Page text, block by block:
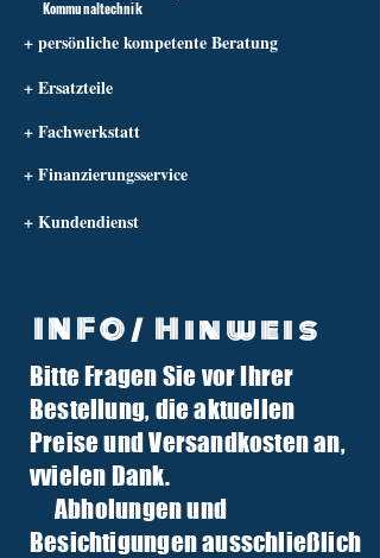
Kommunaltechnik
+ persönliche kompetente Beratung
+ Ersatzteile
+ Fachwerkstatt
+ Finanzierungsservice
+ Kundendienst
info@tuber-traktor.de
+49 (0) 4406-9568797
INFO/ Hinweis
Bitte Fragen Sie vor Ihrer
Bestellung, die aktuellen
Preise und Versandkosten an,
vvielen Dank.
Abholungen und
Besichtigungen ausschließlich